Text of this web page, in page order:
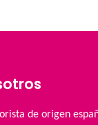
de origen